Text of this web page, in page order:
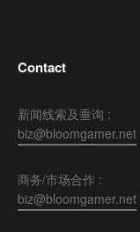
Contact
新闻线索及垂询 :
biz@bloomgamer.net
商务/市场合作 :
biz@bloomgamer.net